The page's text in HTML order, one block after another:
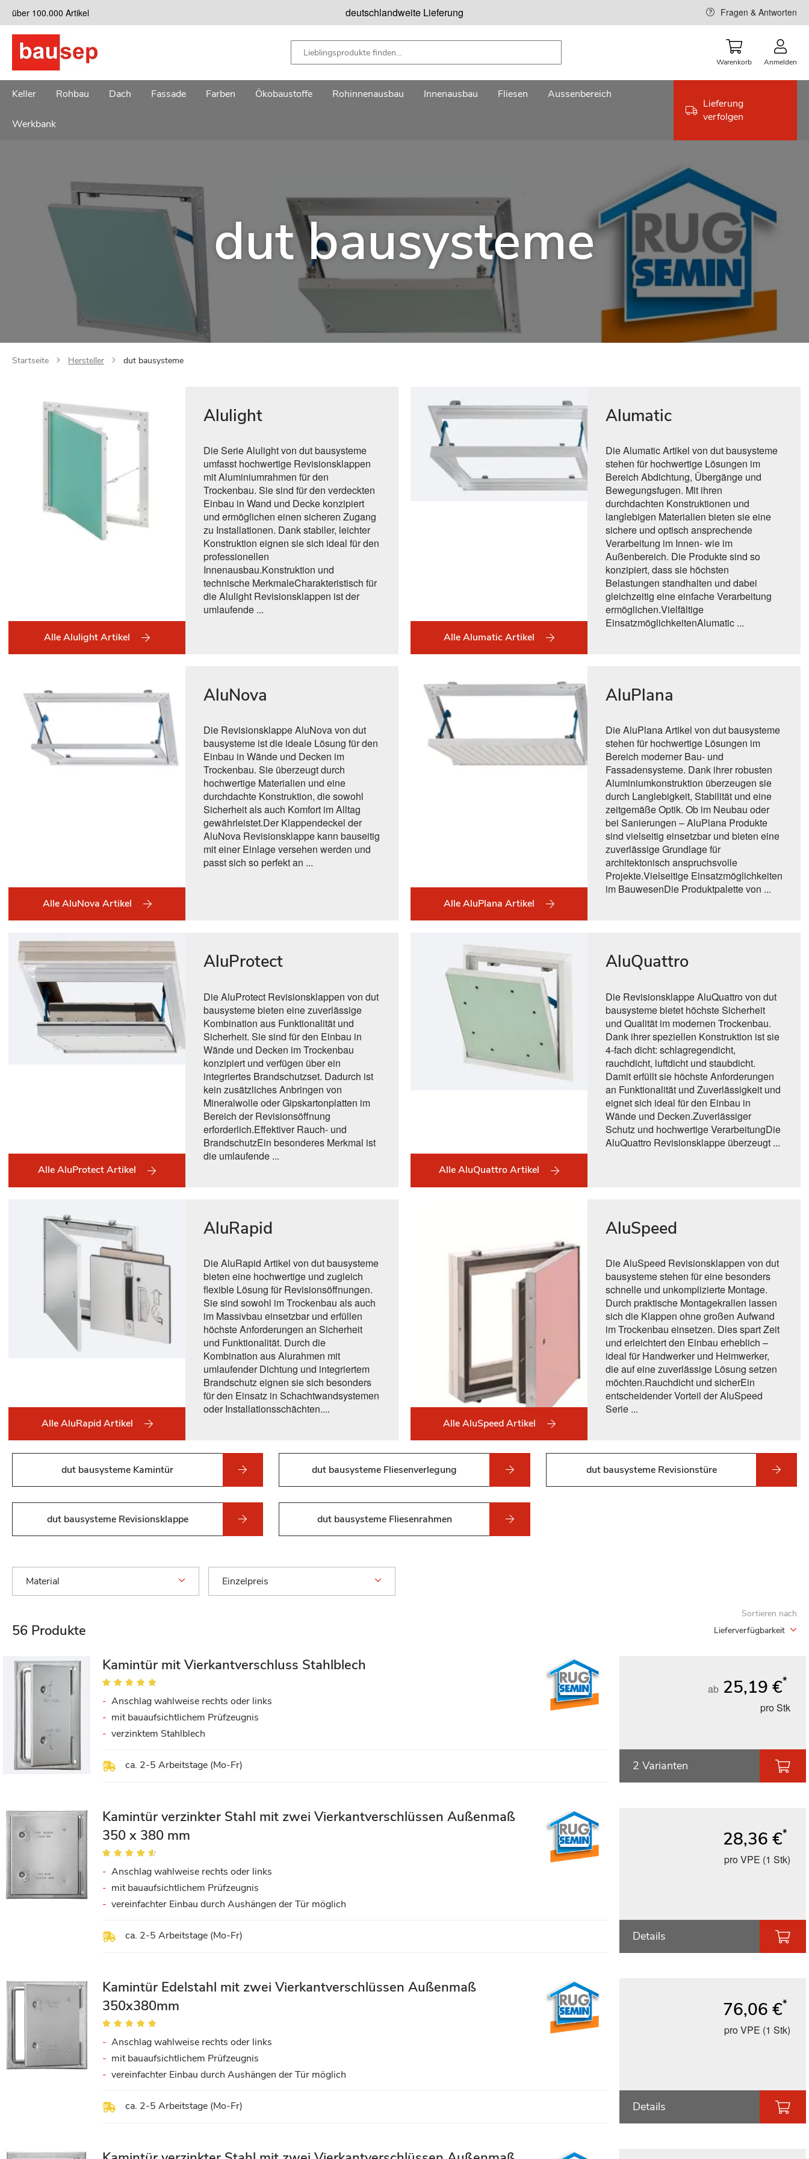
Zum
Inhalt
springen
über 100.000 Artikel deutschlandweite Lieferung Fragen & Antworten
Warenkorb Anmelden
Keller Rohbau Dach Fassade Farben Ökobaustoffe Rohinnenausbau Innenausbau Fliesen Aussenbereich
Werkbank
Lieferung
verfolgen
dut bausysteme
Startseite Hersteller dut bausysteme
Alle Alulight Artikel
Alulight
Die Serie Alulight von dut bausysteme
umfasst hochwertige Revisionsklappen
mit Aluminiumrahmen für den
Trockenbau. Sie sind für den verdeckten
Einbau in Wand und Decke konzipiert
und ermöglichen einen sicheren Zugang
zu Installationen. Dank stabiler, leichter
Konstruktion eignen sie sich ideal für den
professionellen
Innenausbau.Konstruktion und
technische MerkmaleCharakteristisch für
die Alulight Revisionsklappen ist der
umlaufende ...
Alle Alumatic Artikel
Alumatic
Die Alumatic Artikel von dut bausysteme
stehen für hochwertige Lösungen im
Bereich Abdichtung, Übergänge und
Bewegungsfugen. Mit ihren
durchdachten Konstruktionen und
langlebigen Materialien bieten sie eine
sichere und optisch ansprechende
Verarbeitung im Innen- wie im
Außenbereich. Die Produkte sind so
konzipiert, dass sie höchsten
Belastungen standhalten und dabei
gleichzeitig eine einfache Verarbeitung
ermöglichen.Vielfältige
EinsatzmöglichkeitenAlumatic ...
Alle AluNova Artikel
AluNova
Die Revisionsklappe AluNova von dut
bausysteme ist die ideale Lösung für den
Einbau in Wände und Decken im
Trockenbau. Sie überzeugt durch
hochwertige Materialien und eine
durchdachte Konstruktion, die sowohl
Sicherheit als auch Komfort im Alltag
gewährleistet.Der Klappendeckel der
AluNova Revisionsklappe kann bauseitig
mit einer Einlage versehen werden und
passt sich so perfekt an ...
Alle AluPlana Artikel
AluPlana
Die AluPlana Artikel von dut bausysteme
stehen für hochwertige Lösungen im
Bereich moderner Bau- und
Fassadensysteme. Dank ihrer robusten
Aluminiumkonstruktion überzeugen sie
durch Langlebigkeit, Stabilität und eine
zeitgemäße Optik. Ob im Neubau oder
bei Sanierungen – AluPlana Produkte
sind vielseitig einsetzbar und bieten eine
zuverlässige Grundlage für
architektonisch anspruchsvolle
Projekte.Vielseitige Einsatzmöglichkeiten
im BauwesenDie Produktpalette von ...
Alle AluProtect Artikel
AluProtect
Die AluProtect Revisionsklappen von dut
bausysteme bieten eine zuverlässige
Kombination aus Funktionalität und
Sicherheit. Sie sind für den Einbau in
Wände und Decken im Trockenbau
konzipiert und verfügen über ein
integriertes Brandschutzset. Dadurch ist
kein zusätzliches Anbringen von
Mineralwolle oder Gipskartonplatten im
Bereich der Revisionsöffnung
erforderlich.Effektiver Rauch- und
BrandschutzEin besonderes Merkmal ist
die umlaufende ...
Alle AluQuattro Artikel
AluQuattro
Die Revisionsklappe AluQuattro von dut
bausysteme bietet höchste Sicherheit
und Qualität im modernen Trockenbau.
Dank ihrer speziellen Konstruktion ist sie
4-fach dicht: schlagregendicht,
rauchdicht, luftdicht und staubdicht.
Damit erfüllt sie höchste Anforderungen
an Funktionalität und Zuverlässigkeit und
eignet sich ideal für den Einbau in
Wände und Decken.Zuverlässiger
Schutz und hochwertige VerarbeitungDie
AluQuattro Revisionsklappe überzeugt ...
Alle AluRapid Artikel
AluRapid
Die AluRapid Artikel von dut bausysteme
bieten eine hochwertige und zugleich
flexible Lösung für Revisionsöffnungen.
Sie sind sowohl im Trockenbau als auch
im Massivbau einsetzbar und erfüllen
höchste Anforderungen an Sicherheit
und Funktionalität. Durch die
Kombination aus Alurahmen mit
umlaufender Dichtung und integriertem
Brandschutz eignen sie sich besonders
für den Einsatz in Schachtwandsystemen
oder Installationsschächten....
Alle AluSpeed Artikel
AluSpeed
Die AluSpeed Revisionsklappen von dut
bausysteme stehen für eine besonders
schnelle und unkomplizierte Montage.
Durch praktische Montagekrallen lassen
sich die Klappen ohne großen Aufwand
im Trockenbau einsetzen. Dies spart Zeit
und erleichtert den Einbau erheblich –
ideal für Handwerker und Heimwerker,
die auf eine zuverlässige Lösung setzen
möchten.Rauchdicht und sicherEin
entscheidender Vorteil der AluSpeed
Serie ...
dut bausysteme Kamintür dut bausysteme Fliesenverlegung dut bausysteme Revisionstüre
dut bausysteme Revisionsklappe dut bausysteme Fliesenrahmen
Material Einzelpreis
56 Produkte
Sortieren nach
Lieferverfügbarkeit
Kamintür mit Vierkantverschluss Stahlblech
Bewertung:
ca. 2-5 Arbeitstage (Mo-Fr)
ab 25,19 €*
pro Stk
Anschlag wahlweise rechts oder links
mit bauaufsichtlichem Prüfzeugnis
verzinktem Stahlblech
2 Varianten
Kamintür verzinkter Stahl mit zwei Vierkantverschlüssen Außenmaß
350 x 380 mm
Bewertung:
ca. 2-5 Arbeitstage (Mo-Fr)
28,36 €*
pro VPE (1 Stk)
Anschlag wahlweise rechts oder links
mit bauaufsichtlichem Prüfzeugnis
vereinfachter Einbau durch Aushängen der Tür möglich
Details
Kamintür Edelstahl mit zwei Vierkantverschlüssen Außenmaß
350x380mm
Bewertung:
ca. 2-5 Arbeitstage (Mo-Fr)
76,06 €*
pro VPE (1 Stk)
Anschlag wahlweise rechts oder links
mit bauaufsichtlichem Prüfzeugnis
vereinfachter Einbau durch Aushängen der Tür möglich
Details